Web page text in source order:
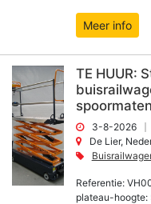
Meer info
TE HUUR:
3-8-2026
De Lier,
Referentie:
plateau-hoogte: